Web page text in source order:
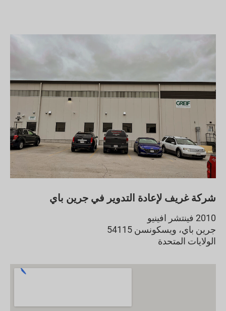
شركة غريف لإعادة التدوير في جرين باي
2010 فينتشر افينيو
جرين باي، ويسكونسن 54115
الولايات المتحدة